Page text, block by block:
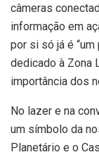
câmeras
informação em
por si só já é
dedicado à Zona
importância dos
No lazer e na
um símbolo da
Planetário e o